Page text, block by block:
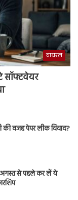
वायरल
सॉफ्टवेयर
की वजह पेपर लीक विवाद?
अगस्त से पहले कर लें ये